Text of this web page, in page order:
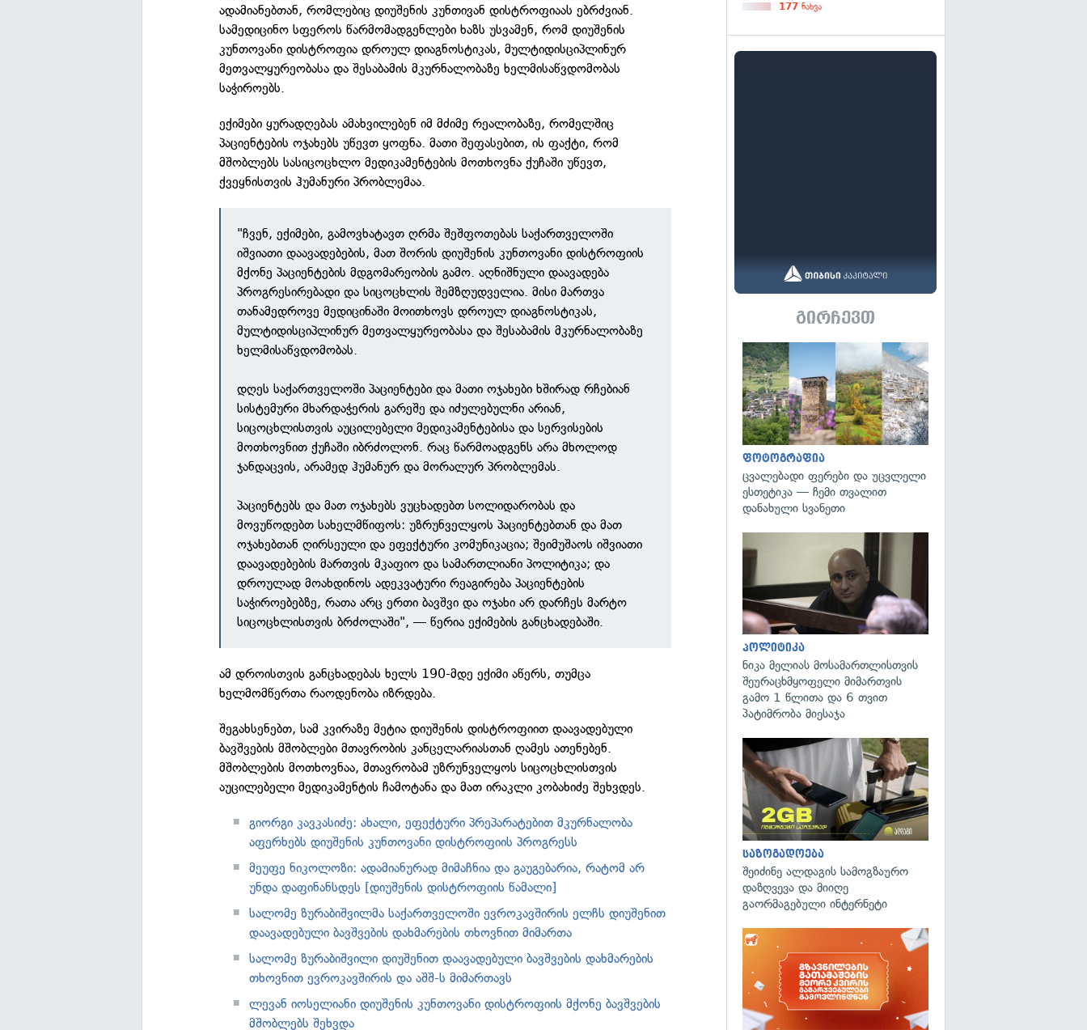
ადამიანებთან, რომლებიც დიუშენის კუნთივან დისტროფიაას ებრძვიან.
სამედიცინო სფეროს წარმომადგენლები ხაზს უსვამენ, რომ დიუშენის
კუნთოვანი დისტროფია დროულ დიაგნოსტიკას, მულტიდისციპლინურ
მეთვალყურეობასა და შესაბამის მკურნალობაზე ხელმისაწვდომობას
საჭიროებს.
ექიმები ყურადღებას ამახვილებენ იმ მძიმე რეალობაზე, რომელშიც
პაციენტების ოჯახებს უწევთ ყოფნა. მათი შეფასებით, ის ფაქტი, რომ
მშობლებს სასიცოცხლო მედიკამენტების მოთხოვნა ქუჩაში უწევთ,
ქვეყნისთვის ჰუმანური პრობლემაა.
"ჩვენ, ექიმები, გამოვხატავთ ღრმა შეშფოთებას საქართველოში
იშვიათი დაავადებების, მათ შორის დიუშენის კუნთოვანი დისტროფიის
მქონე პაციენტების მდგომარეობის გამო. აღნიშნული დაავადება
პროგრესირებადი და სიცოცხლის შემზღუდველია. მისი მართვა
თანამედროვე მედიცინაში მოითხოვს დროულ დიაგნოსტიკას,
მულტიდისციპლინურ მეთვალყურეობასა და შესაბამის მკურნალობაზე
ხელმისაწვდომობას.
დღეს საქართველოში პაციენტები და მათი ოჯახები ხშირად რჩებიან
სისტემური მხარდაჭერის გარეშე და იძულებულნი არიან,
სიცოცხლისთვის აუცილებელი მედიკამენტებისა და სერვისების
მოთხოვნით ქუჩაში იბრძოლონ. რაც წარმოადგენს არა მხოლოდ
ჯანდაცვის, არამედ ჰუმანურ და მორალურ პრობლემას.
პაციენტებს და მათ ოჯახებს ვუცხადებთ სოლიდარობას და
მოვუწოდებთ სახელმწიფოს: უზრუნველყოს პაციენტებთან და მათ
ოჯახებთან ღირსეული და ეფექტური კომუნიკაცია; შეიმუშაოს იშვიათი
დაავადებების მართვის მკაფიო და სამართლიანი პოლიტიკა; და
დროულად მოახდინოს ადეკვატური რეაგირება პაციენტების
საჭიროებებზე, რათა არც ერთი ბავშვი და ოჯახი არ დარჩეს მარტო
სიცოცხლისთვის ბრძოლაში", — წერია ექიმების განცხადებაში.
ამ დროისთვის განცხადებას ხელს 190-მდე ექიმი აწერს, თუმცა
ხელმომწერთა რაოდენობა იზრდება.
შეგახსენებთ, სამ კვირაზე მეტია დიუშენის დისტროფიით დაავადებული
ბავშვების მშობლები მთავრობის კანცელარიასთან ღამეს ათენებენ.
მშობლების მოთხოვნაა, მთავრობამ უზრუნველყოს სიცოცხლისთვის
აუცილებელი მედიკამენტის ჩამოტანა და მათ ირაკლი კობახიძე შეხვდეს.
გიორგი კავკასიძე: ახალი, ეფექტური პრეპარატებით მკურნალობა
აფერხებს დიუშენის კუნთოვანი დისტროფიის პროგრესს
მეუფე ნიკოლოზი: ადამიანურად მიმაჩნია და გაუგებარია, რატომ არ
უნდა დაფინანსდეს [დიუშენის დისტროფიის წამალი]
სალომე ზურაბიშვილმა საქართველოში ევროკავშირის ელჩს დიუშენით
დაავადებული ბავშვების დახმარების თხოვნით მიმართა
სალომე ზურაბიშვილი დიუშენით დაავადებული ბავშვების დახმარების
თხოვნით ევროკავშირის და აშშ-ს მიმართავს
ლევან იოსელიანი დიუშენის კუნთოვანი დისტროფიის მქონე ბავშვების
მშობლებს შეხვდა
177 ნახვა
გირჩევთ
ფოტოგრაფია
ცვალებადი ფერები და უცვლელი
ესთეტიკა — ჩემი თვალით
დანახული სვანეთი
პოლიტიკა
ნიკა მელიას მოსამართლისთვის
შეურაცხმყოფელი მიმართვის
გამო 1 წლითა და 6 თვით
პატიმრობა მიესაჯა
საზოგადოება
შეიძინე ალდაგის სამოგზაურო
დაზღვევა და მიიღე
გაორმაგებული ინტერნეტი